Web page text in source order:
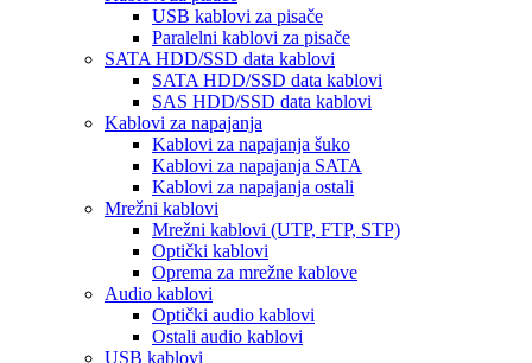
USB kablovi za pisače
Paralelni kablovi za pisače
SATA HDD/SSD data kablovi
SATA HDD/SSD data kablovi
SAS HDD/SSD data kablovi
Kablovi za napajanja
Kablovi za napajanja šuko
Kablovi za napajanja SATA
Kablovi za napajanja ostali
Mrežni kablovi
Mrežni kablovi (UTP, FTP, STP)
Optički kablovi
Oprema za mrežne kablove
Audio kablovi
Optički audio kablovi
Ostali audio kablovi
USB kablovi